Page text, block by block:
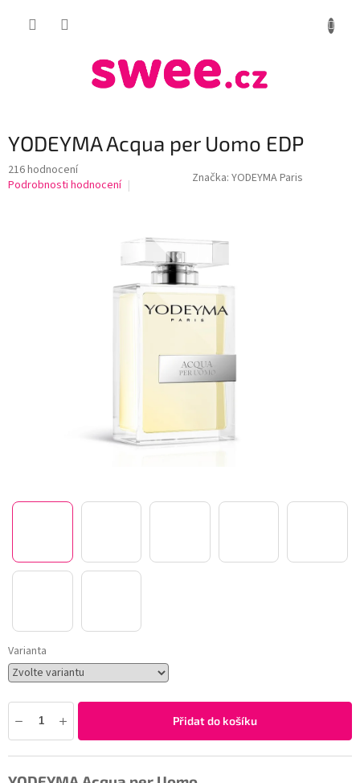
YODEYMA Acqua per Uomo EDP
Průměrné
hodnocení
216 hodnocení
Podrobnosti hodnocení
Značka: YODEYMA Paris
Varianta
Přidat do košíku